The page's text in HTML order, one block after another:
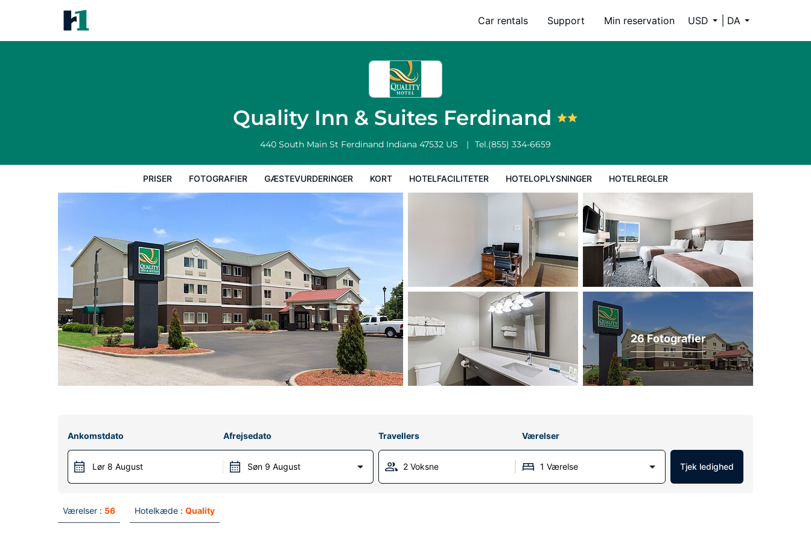
Car rentals Support Min reservation USD DA
Quality Inn & Suites Ferdinand
440 South Main St Ferdinand Indiana 47532 US Tel.(855) 334-6659
PRISER FOTOGRAFIER GÆSTEVURDERINGER KORT HOTELFACILITETER HOTELOPLYSNINGER HOTELREGLER
Hotelregler
26 Fotografier
Ankomstdato
Lør 8 August
Afrejsedato
Søn 9 August
Travellers Værelser
2 Voksne 1 Værelse Tjek ledighed
Værelser : 56 Hotelkæde : Quality